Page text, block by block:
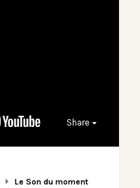
Share
Le Son du moment